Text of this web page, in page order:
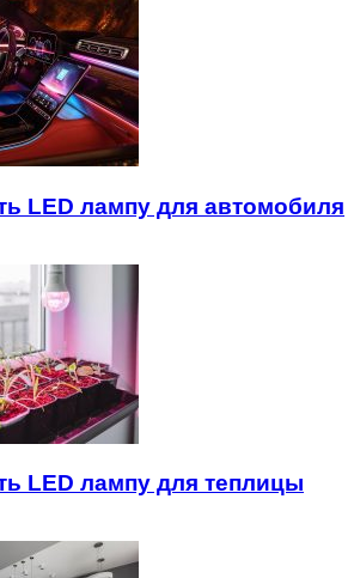
LED лампу для автомобиля
LED лампу для теплицы